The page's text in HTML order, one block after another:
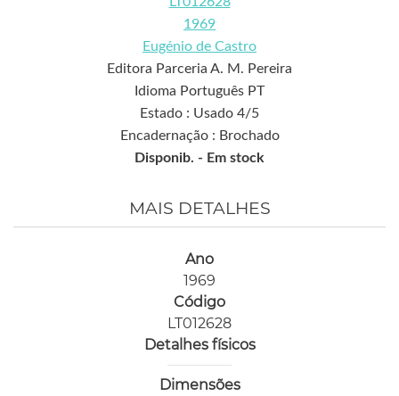
1969
Eugénio de Castro
Editora Parceria A. M. Pereira
Idioma Português PT
Estado : Usado 4/5
Encadernação : Brochado
Disponib. - Em stock
MAIS DETALHES
Ano
1969
Código
LT012628
Detalhes físicos
Dimensões